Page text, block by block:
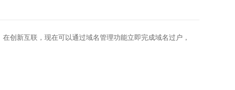
创新互联，现在可以通过域名管理功能立即完成域名过户，